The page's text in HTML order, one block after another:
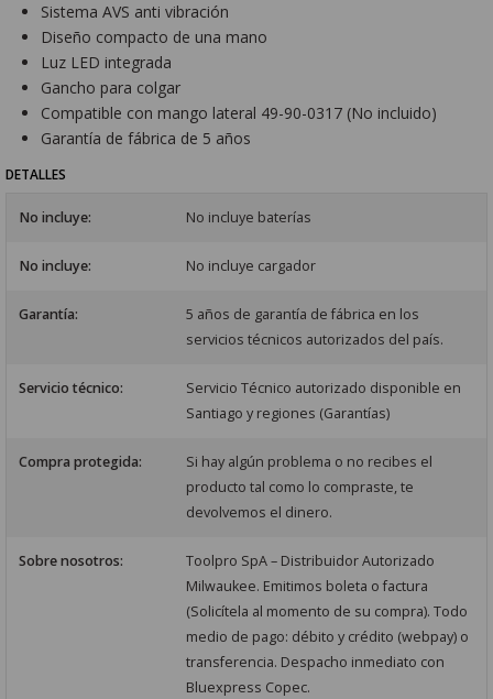
Sistema AVS anti vibración
Diseño compacto de una mano
Luz LED integrada
Gancho para colgar
Compatible con mango lateral 49-90-0317 (No incluido)
Garantía de fábrica de 5 años
DETALLES
No incluye: No incluye baterías
No incluye: No incluye cargador
Garantía:
5 años de garantía de fábrica en los
servicios técnicos autorizados del país.
Servicio técnico:
Servicio Técnico autorizado disponible en
Santiago y regiones (Garantías)
Compra protegida:
Si hay algún problema o no recibes el
producto tal como lo compraste, te
devolvemos el dinero.
Sobre nosotros:
Toolpro SpA – Distribuidor Autorizado
Milwaukee. Emitimos boleta o factura
(Solicítela al momento de su compra). Todo
medio de pago: débito y crédito (webpay) o
transferencia. Despacho inmediato con
Bluexpress Copec.